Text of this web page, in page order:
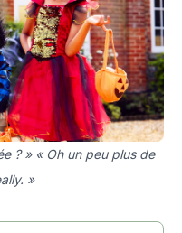
? » « Oh un peu plus de
»